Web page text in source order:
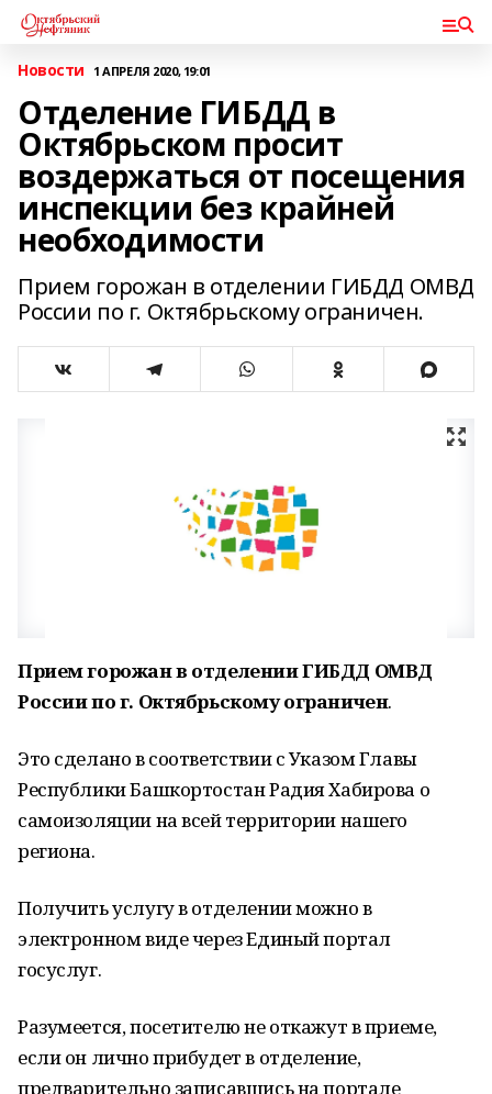
Новости 1 АПРЕЛЯ 2020, 19:01
Отделение ГИБДД в
Октябрьском просит
воздержаться от посещения
инспекции без крайней
необходимости
Прием горожан в отделении ГИБДД ОМВД
России по г. Октябрьскому ограничен.
Прием горожан в отделении ГИБДД ОМВД
России по г. Октябрьскому ограничен.
Это сделано в соответствии с Указом Главы
Республики Башкортостан Радия Хабирова о
самоизоляции на всей территории нашего
региона.
Получить услугу в отделении можно в
электронном виде через Единый портал
госуслуг.
Разумеется, посетителю не откажут в приеме,
если он лично прибудет в отделение,
предварительно записавшись на портале